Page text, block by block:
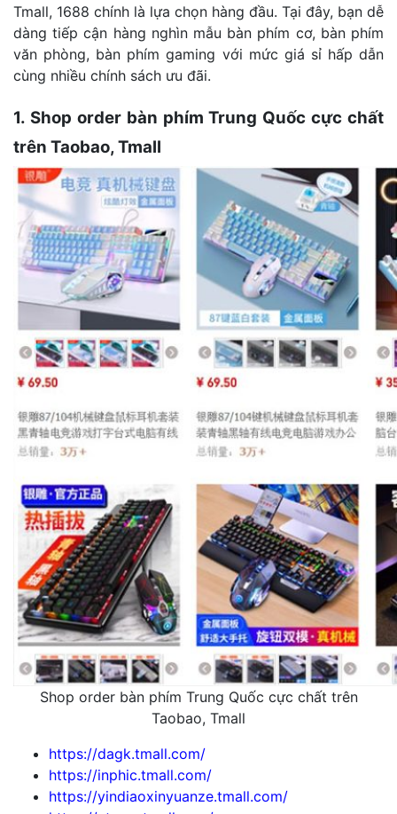
Tmall, 1688 chính là lựa chọn hàng đầu. Tại đây, bạn dễ
dàng tiếp cận hàng nghìn mẫu bàn phím cơ, bàn phím
văn phòng, bàn phím gaming với mức giá sỉ hấp dẫn
cùng nhiều chính sách ưu đãi.
1. Shop order bàn phím Trung Quốc cực chất
trên Taobao, Tmall
Shop order bàn phím Trung Quốc cực chất trên
Taobao, Tmall
https://dagk.tmall.com/
https://inphic.tmall.com/
https://yindiaoxinyuanze.tmall.com/